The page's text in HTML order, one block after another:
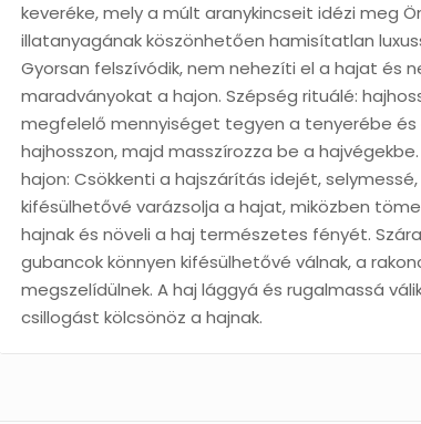
keveréke, mely a múlt aranykincseit idézi meg
illatanyagának köszönhetően hamisítatlan
Gyorsan felszívódik, nem nehezíti el a hajat és
maradványokat a hajon. Szépség rituálé:
megfelelő mennyiséget tegyen a tenyerébe és
hajhosszon, majd masszírozza be a
hajon: Csökkenti a hajszárítás idejét,
kifésülhetővé varázsolja a hajat, miközben
hajnak és növeli a haj természetes fényét.
gubancok könnyen kifésülhetővé válnak, a
megszelídülnek. A haj lággyá és rugalmassá
csillogást kölcsönöz a hajnak.